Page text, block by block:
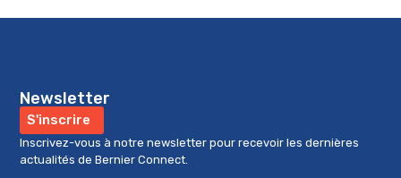
Newsletter
S'inscrire
Inscrivez-vous à notre newsletter pour recevoir les dernières
actualités de Bernier Connect.